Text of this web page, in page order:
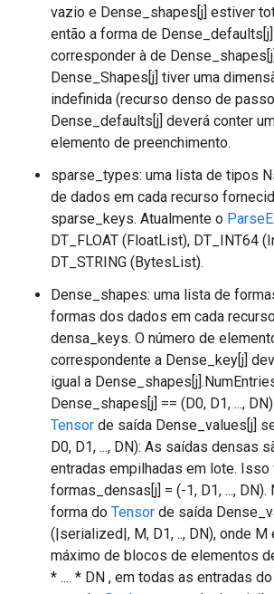
vazio e Dense_shapes[j] estiver
então a forma de
corresponder à de
Dense_Shapes[j] tiver uma
indefinida (recurso denso de
Dense_defaults[j] deverá conter
elemento de preenchimento.
sparse_types: uma lista de tipos
de dados em cada recurso
sparse_keys. Atualmente o
DT_FLOAT (FloatList), DT_INT64
DT_STRING (BytesList).
Dense_shapes: uma lista de
formas dos dados em cada
densa_keys. O número de
correspondente a Dense_key[j]
igual a
Dense_shapes[j] == (D0, D1, ...,
Tensor de saída Dense_values[j]
D0, D1, ..., DN): As saídas densas
entradas empilhadas em lote. Isso
formas_densas[j] = (-1, D1, ...,
forma do Tensor de saída
(|serialized|, M, D1, .., DN), onde M
máximo de blocos de elementos
* .... * DN , em todas as entradas